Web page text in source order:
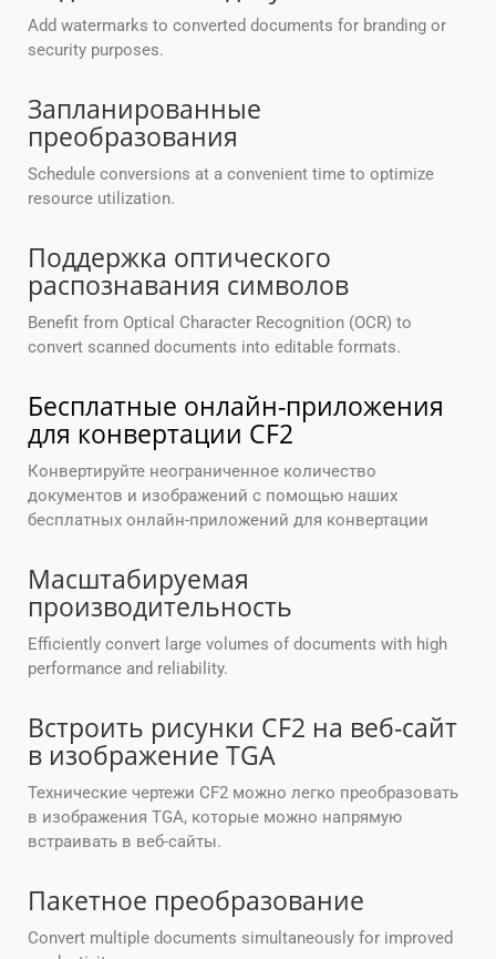
Add watermarks to converted documents for branding or
security purposes.
Запланированные
преобразования
Schedule conversions at a convenient time to optimize
resource utilization.
Поддержка оптического
распознавания символов
Benefit from Optical Character Recognition (OCR) to
convert scanned documents into editable formats.
Бесплатные онлайн-приложения
для конвертации CF2
Конвертируйте неограниченное количество
документов и изображений с помощью наших
бесплатных онлайн-приложений для конвертации
Масштабируемая
производительность
Efficiently convert large volumes of documents with high
performance and reliability.
Встроить рисунки CF2 на веб-сайт
в изображение TGA
Технические чертежи CF2 можно легко преобразовать
в изображения TGA, которые можно напрямую
встраивать в веб-сайты.
Пакетное преобразование
Convert multiple documents simultaneously for improved